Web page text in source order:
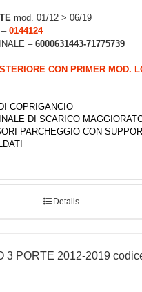
mod. 01/12 > 06/19
– 0144124
– 6000631443-71775739
CON PRIMER MOD.
COPRIGANCIO
DI SCARICO
PARCHEGGIO CON
Details
3 PORTE 2012-2019